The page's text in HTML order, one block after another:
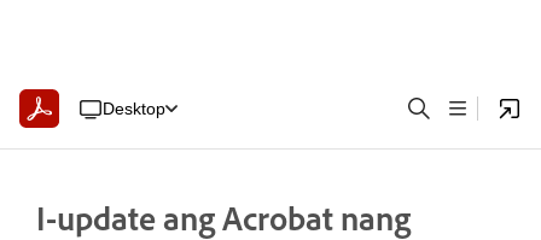
Desktop
I-update ang Acrobat nang